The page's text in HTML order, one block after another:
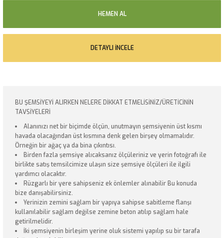
HEMEN AL
DETAYLI İNCELE
BU ŞEMSİYEYİ ALIRKEN NELERE DİKKAT ETMELİSİNİZ/ÜRETİCİNİN
TAVSİYELERİ
Alanınızı net bir biçimde ölçün, unutmayın şemsiyenin üst kısmı
havada olacağından üst kısmına denk gelen birşey olmamalıdır.
Örneğin bir ağaç ya da bina çıkıntısı.
Birden fazla şemsiye alıcaksanız ölçüleriniz ve yerin fotoğrafı ile
birlikte satış temsilcimize ulaşın size şemsiye ölçüleri ile ilgili
yardımcı olacaktır.
Rüzgarlı bir yere sahipseniz ek önlemler alınabilir Bu konuda
bize danışabilirsiniz.
Yerinizin zemini sağlam bir yapıya sahipse sabitleme flanşı
kullanılabilir sağlam değilse zemine beton atılıp sağlam hale
getirilmelidir.
İki şemsiyenin birleşim yerine oluk sistemi yapılıp su bir tarafa